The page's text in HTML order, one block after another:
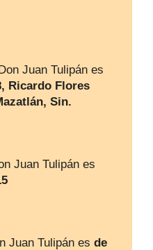
Juan Tulipán es
Ricardo Flores
Sin.
Juan Tulipán es
Juan Tulipán es de